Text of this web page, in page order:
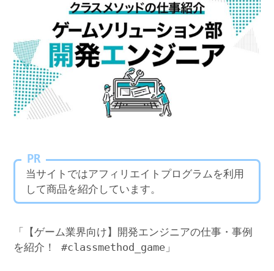
PR
当サイトではアフィリエイトプログラムを利用
して商品を紹介しています。
「【ゲーム業界向け】開発エンジニアの仕事・事例
を紹介！ #classmethod_game」